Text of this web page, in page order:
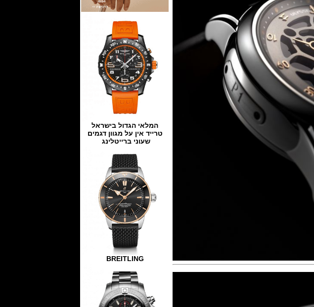
המלאי הגדול בישראל
טרייד אין על מגוון דגמים
שעוני ברייטלינג
BREITLING